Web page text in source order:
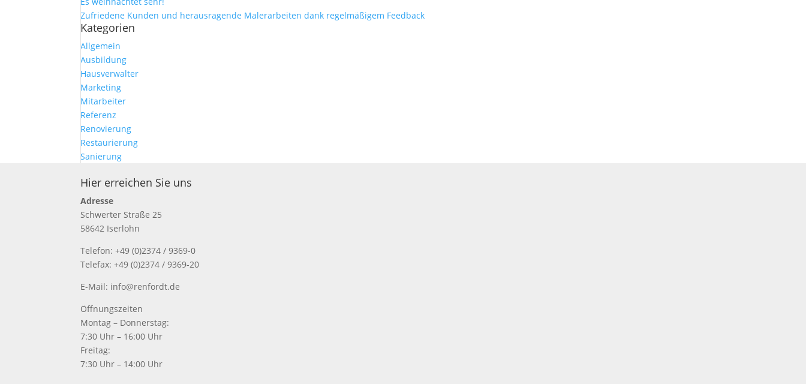
Zufriedene Kunden und herausragende Malerarbeiten dank regelmäßigem Feedback
Kategorien
Allgemein
Ausbildung
Hausverwalter
Marketing
Mitarbeiter
Referenz
Renovierung
Restaurierung
Sanierung
Hier erreichen Sie uns
Adresse
Schwerter Straße 25
58642 Iserlohn
Telefon: +49 (0)2374 / 9369-0
Telefax: +49 (0)2374 / 9369-20
E-Mail: info@renfordt.de
Öffnungszeiten
Montag – Donnerstag:
7:30 Uhr – 16:00 Uhr
Freitag:
7:30 Uhr – 14:00 Uhr